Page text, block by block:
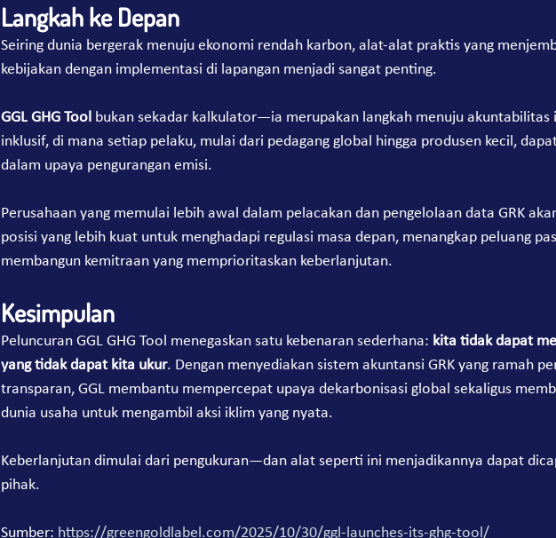
Langkah ke Depan
Seiring dunia bergerak menuju ekonomi rendah karbon, alat-alat praktis yang
kebijakan dengan implementasi di lapangan menjadi sangat penting.
GGL GHG Tool bukan sekadar kalkulator—ia merupakan langkah menuju akuntabilitas
inklusif, di mana setiap pelaku, mulai dari pedagang global hingga produsen kecil,
dalam upaya pengurangan emisi.
Perusahaan yang memulai lebih awal dalam pelacakan dan pengelolaan data GRK
posisi yang lebih kuat untuk menghadapi regulasi masa depan, menangkap peluang
membangun kemitraan yang memprioritaskan keberlanjutan.
Kesimpulan
Peluncuran GGL GHG Tool menegaskan satu kebenaran sederhana: kita tidak dapat
yang tidak dapat kita ukur. Dengan menyediakan sistem akuntansi GRK yang ramah
transparan, GGL membantu mempercepat upaya dekarbonisasi global sekaligus
dunia usaha untuk mengambil aksi iklim yang nyata.
Keberlanjutan dimulai dari pengukuran—dan alat seperti ini menjadikannya dapat
pihak.
Sumber: https://greengoldlabel.com/2025/10/30/ggl-launches-its-ghg-tool/